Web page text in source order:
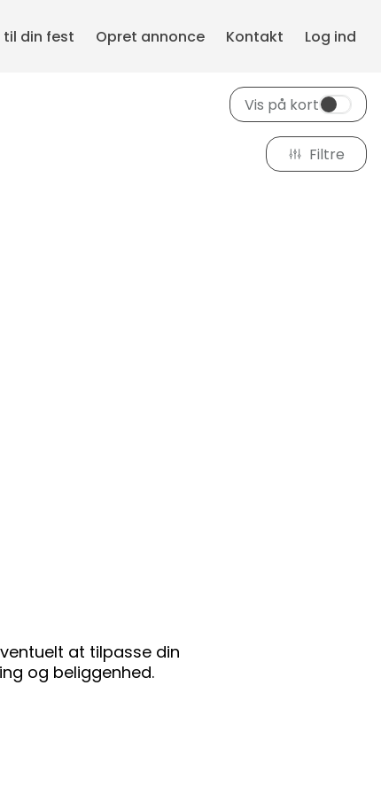
til din fest Opret annonce Kontakt Log ind
Filtre
at tilpasse din
og beliggenhed.
Vis på kort